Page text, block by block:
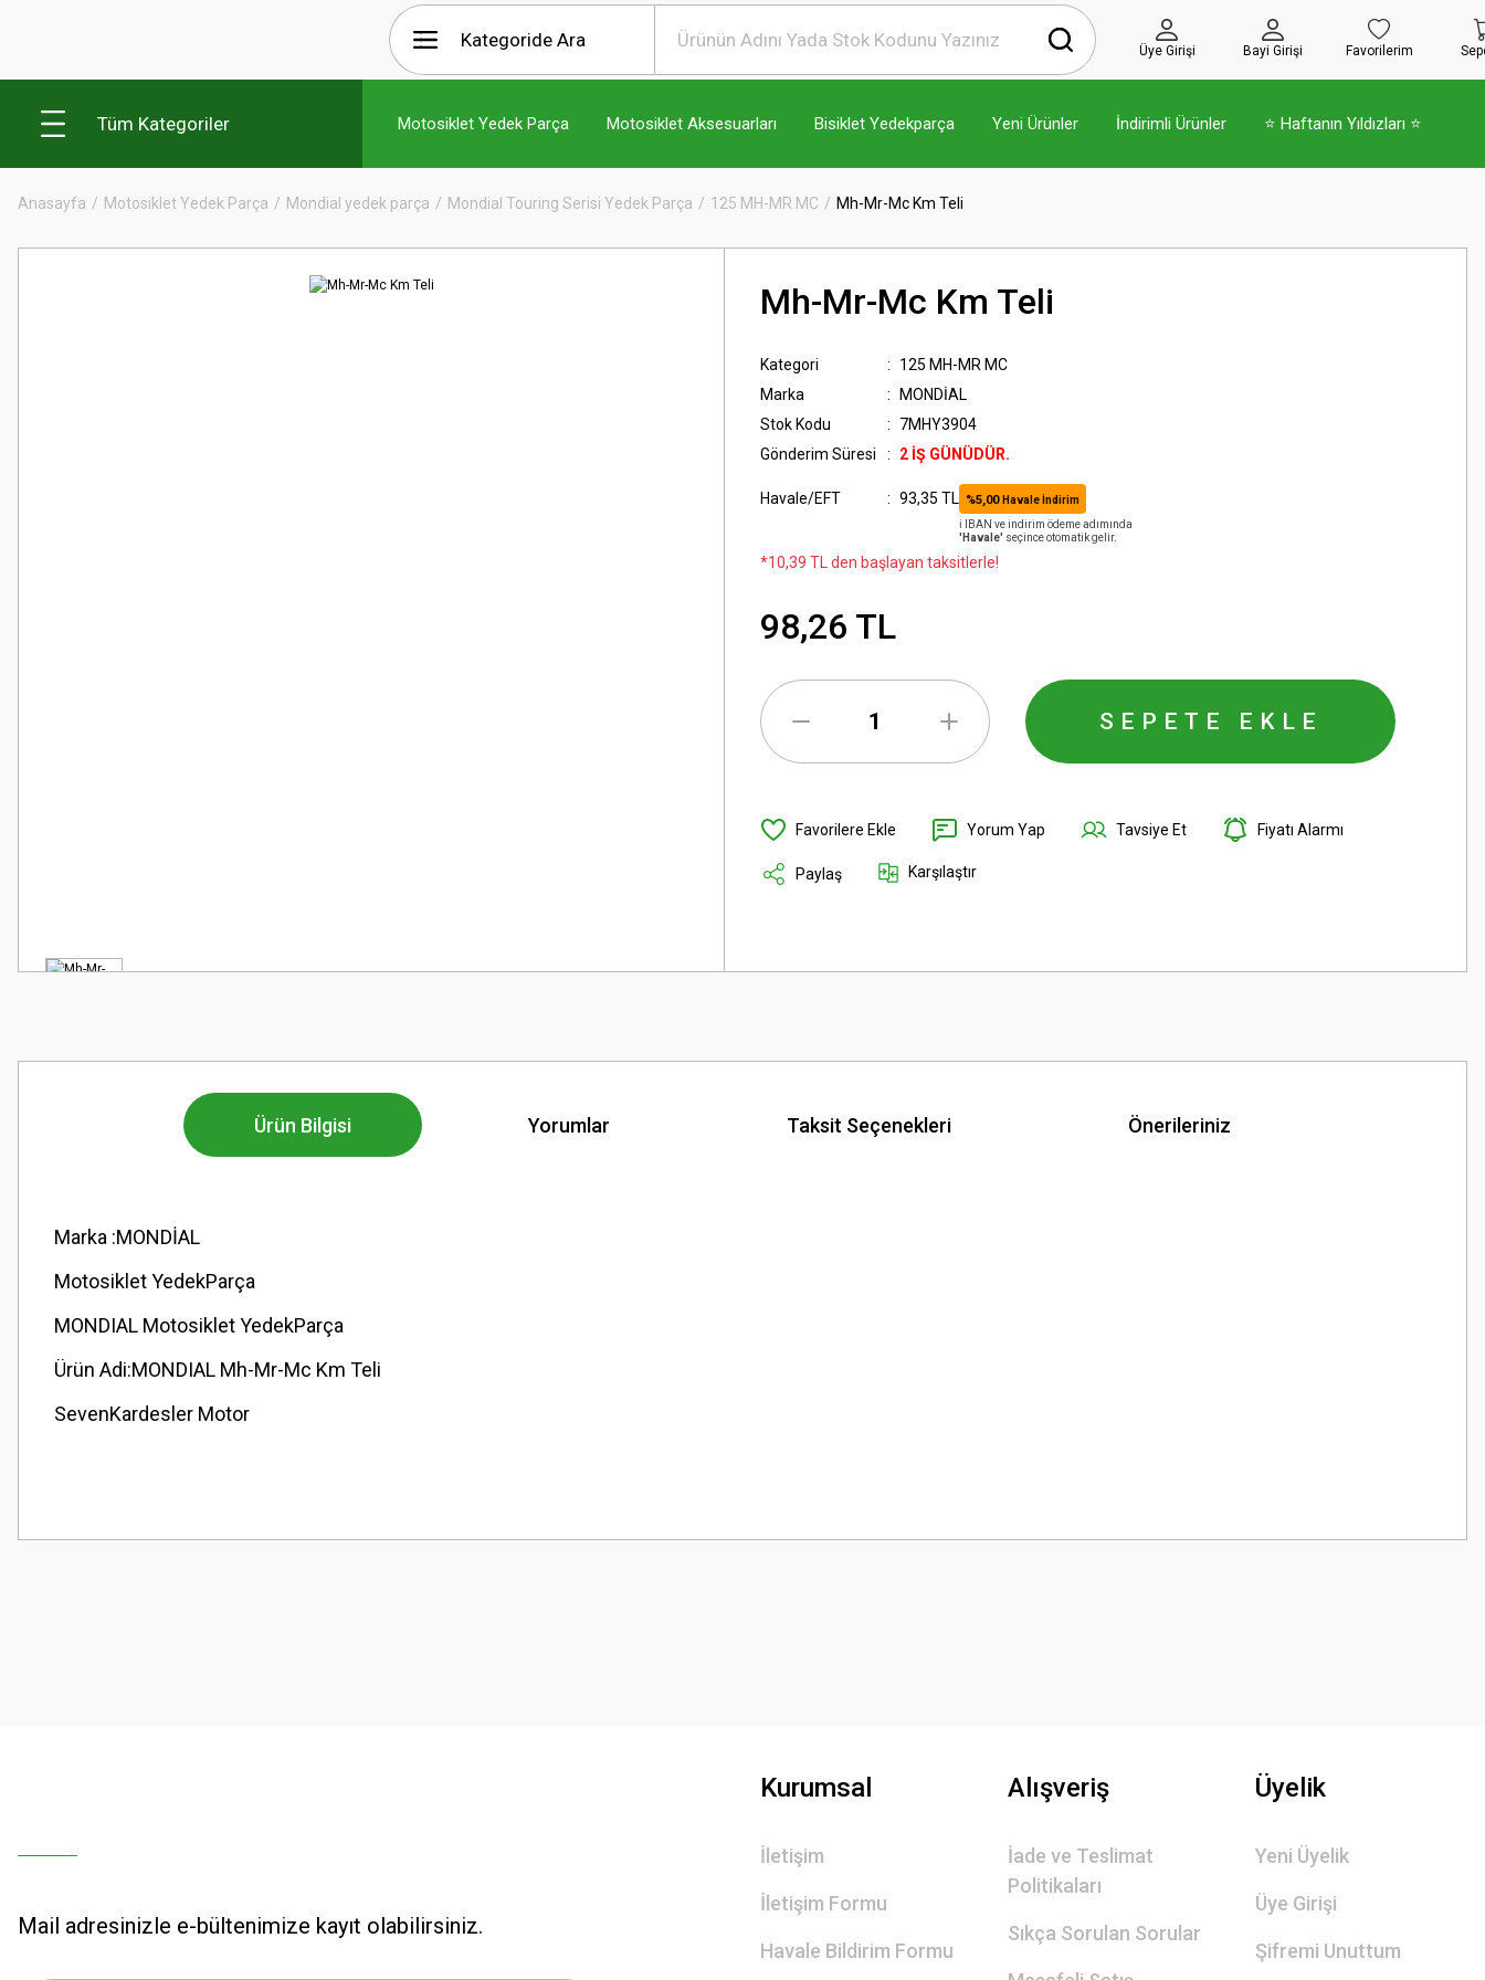
Üye Girişi Bayi Girişi Favorilerim
Tüm Kategoriler Motosiklet Yedek Parça Motosiklet Aksesuarları Bisiklet Yedekparça Yeni Ürünler İndirimli Ürünler ⭐ Haftanın Yıldızları ⭐
Anasayfa Motosiklet Yedek Parça Mondial yedek parça Mondial Touring Serisi Yedek Parça 125 MH-MR MC Mh-Mr-Mc Km Teli
Mh-Mr-Mc Km Teli
Kategori
125 MH-MR MC
Marka
MONDİAL
Stok Kodu
7MHY3904
Gönderim Süresi
2 İŞ GÜNÜDÜR.
Havale/EFT 93,35 TL %5,00 Havale İndirim
ℹ️ IBAN ve indirim ödeme adımında
'Havale' seçince otomatik gelir.
*10,39 TL den başlayan taksitlerle!
98,26 TL
SEPETE EKLE
Yorum Yap Tavsiye Et Fiyatı Alarmı
Paylaş Karşılaştır
Ürün Bilgisi Yorumlar Taksit Seçenekleri Önerileriniz
Marka :MONDİAL
Motosiklet YedekParça
MONDIAL Motosiklet YedekParça
Ürün Adi:MONDIAL Mh-Mr-Mc Km Teli
SevenKardesler Motor
Görüş ve önerileriniz için teşekkür ederiz.
Gönder
Mail adresinizle e-bültenimize kayıt olabilirsiniz.
Kurumsal
İletişim
İletişim Formu
Havale Bildirim Formu
Alışveriş
İade ve Teslimat
Politikaları
Sıkça Sorulan Sorular
Üyelik
Yeni Üyelik
Üye Girişi
Şifremi Unuttum